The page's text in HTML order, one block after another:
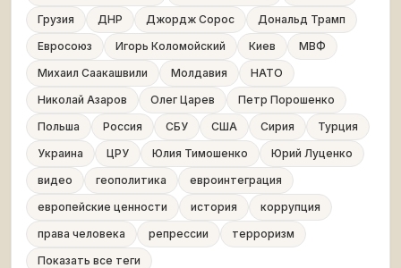
Грузия
ДНР Джордж Сорос
Дональд Трамп
Евросоюз
Игорь Коломойский Киев
МВФ
Михаил Саакашвили
Молдавия
НАТО
Николай Азаров
Олег Царев
Петр Порошенко
Польша
Россия СБУ США Сирия
Турция
Украина
ЦРУ Юлия Тимошенко
Юрий Луценко
видео
геополитика
евроинтеграция
европейские ценности
история
коррупция
права человека
репрессии
терроризм
Показать все теги